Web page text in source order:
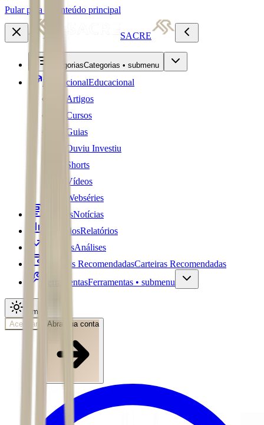
Pular para o conteúdo principal
SACRE
CategoriasCategorias • submenu
EducacionalEducacional
Artigos
Cursos
Guias
Ouviu Investiu
Shorts
Vídeos
Webséries
NotíciasNotícias
RelatóriosRelatórios
AnálisesAnálises
Carteiras RecomendadasCarteiras Recomendadas
FerramentasFerramentas • submenu
Tema
Acessar
Abra sua conta